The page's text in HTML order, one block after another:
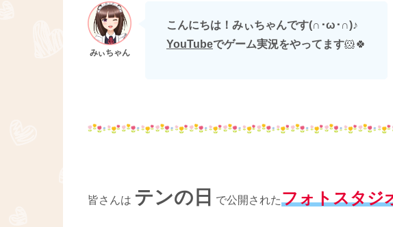
こんにちは！みぃちゃんです(∩･ω･∩)♪
YouTubeでゲーム実況をやってます🐹🍀
皆さんは テンの日 で公開されたフォトスタジ